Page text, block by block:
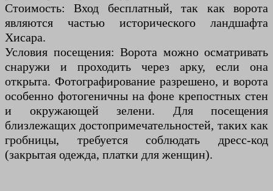
Стоимость: Вход бесплатный, так как ворота
являются частью исторического ландшафта
Хисара.
Условия посещения: Ворота можно осматривать
снаружи и проходить через арку, если она
открыта. Фотографирование разрешено, и ворота
особенно фотогеничны на фоне крепостных стен
и окружающей зелени. Для посещения
близлежащих достопримечательностей, таких как
гробницы, требуется соблюдать дресс-код
(закрытая одежда, платки для женщин).